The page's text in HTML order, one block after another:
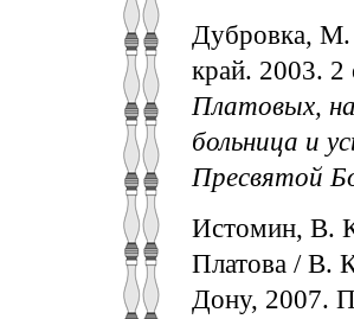
Дубровка, М.
край. 2003.
Платовых,
больница и
Пресвятой
Истомин, В.
Платова / В.
Дону, 2007.